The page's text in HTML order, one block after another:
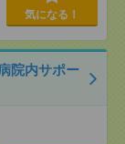
気になる！
院内サポー